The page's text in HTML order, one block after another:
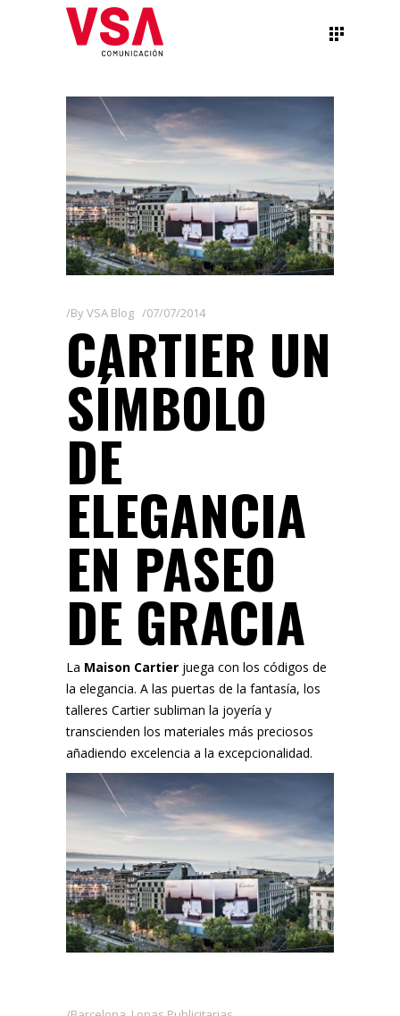
ByVSA Blog 07/07/2014
CARTIER UN
SÍMBOLO
DE
ELEGANCIA
EN PASEO
DE GRACIA
La Maison Cartier juega con los códigos de
la elegancia. A las puertas de la fantasía, los
talleres Cartier subliman la joyería y
transcienden los materiales más preciosos
añadiendo excelencia a la excepcionalidad.